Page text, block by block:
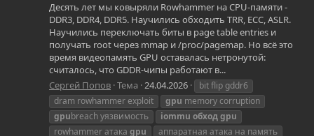
Десять лет мы ковыряли Rowhammer на CPU-памяти -
DDR3, DDR4, DDR5. Научились обходить TRR, ECC, ASLR.
Научились переключать биты в page table entries и
получать root через mmap и /proc/pagemap. Но всё это
время видеопамять GPU оставалась нетронутой:
считалось, что GDDR-чипы работают в...
Сергей Попов Тема 24.04.2026
bit flip gddr6
dram rowhammer exploit
gpu memory corruption
gpubreach уязвимость iommu обходgpu
rowhammer атака gpu
аппаратная атака на память